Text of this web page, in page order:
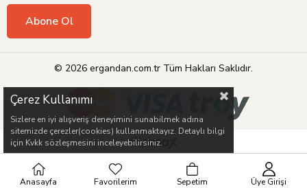
Abone Ol
© 2026 ergandan.com.tr Tüm Hakları Saklıdır.
Çerez Kullanımı
Sizlere en iyi alışveriş deneyimini sunabilmek adına
sitemizde çerezler(cookies) kullanmaktayız. Detaylı bilgi
için Kvkk sözleşmesini inceleyebilirsiniz.
Anasayfa Favorilerim Sepetim Üye Girişi